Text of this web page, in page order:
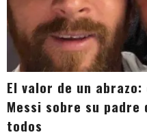
El valor de un
Messi sobre su padre
todos